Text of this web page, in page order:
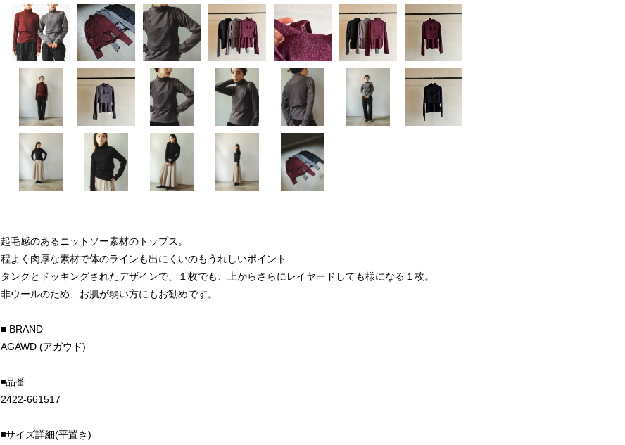
起毛感のあるニットソー素材のトップス。
程よく肉厚な素材で体のラインも出にくいのもうれしいポイント
タンクとドッキングされたデザインで、１枚でも、上からさらにレイヤードしても様になる１枚。
非ウールのため、お肌が弱い方にもお勧めです。
■ BRAND
AGAWD (アガウド)
◾️品番
2422-661517
◾️サイズ詳細(平置き)